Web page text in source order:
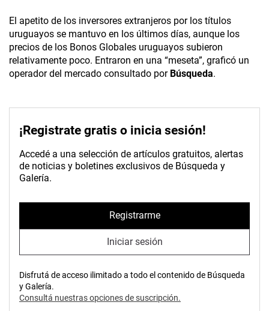
El apetito de los inversores extranjeros por los títulos
uruguayos se mantuvo en los últimos días, aunque los
precios de los Bonos Globales uruguayos subieron
relativamente poco. Entraron en una “meseta”, graficó un
operador del mercado consultado por Búsqueda.
¡Registrate gratis o inicia sesión!
Accedé a una selección de artículos gratuitos, alertas
de noticias y boletines exclusivos de Búsqueda y
Galería.
Registrarme
Iniciar sesión
Disfrutá de acceso ilimitado a todo el contenido de Búsqueda
y Galería.
Consultá nuestras opciones de suscripción.